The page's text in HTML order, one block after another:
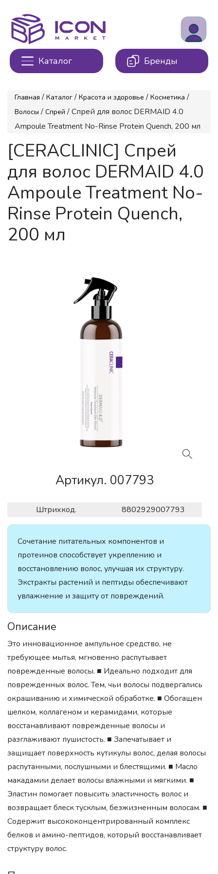
Каталог Бренды
Главная / Каталог / Красота и здоровье / Косметика /
Волосы / Спрей / Спрей для волос DERMAID 4.0
Ampoule Treatment No-Rinse Protein Quench, 200 мл
[CERACLINIC] Спрей
для волос DERMAID 4.0
Ampoule Treatment No-
Rinse Protein Quench,
200 мл
Артикул. 007793
Штрихкод. 8802929007793
Сочетание питательных компонентов и
протеинов способствует укреплению и
восстановлению волос, улучшая их структуру.
Экстракты растений и пептиды обеспечивают
увлажнение и защиту от повреждений.
Описание
Это инновационное ампульное средство, не
требующее мытья, мгновенно распутывает
поврежденные волосы. ■ Идеально подходит для
поврежденных волос. Тем, чьи волосы подвергались
окрашиванию и химической обработке. ■ Обогащен
шелком, коллагеном и керамидами, которые
восстанавливают поврежденные волосы и
разглаживают пушистость. ■ Запечатывает и
защищает поверхность кутикулы волос, делая волосы
распутанными, послушными и блестящими. ■ Масло
макадамии делает волосы влажными и мягкими. ■
Эластин помогает повысить эластичность волос и
возвращает блеск тусклым, безжизненным волосам. ■
Содержит высококонцентрированный комплекс
белков и амино-пептидов, который восстанавливает
структуру волос.